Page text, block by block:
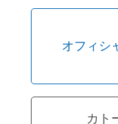
オフィシ
カト